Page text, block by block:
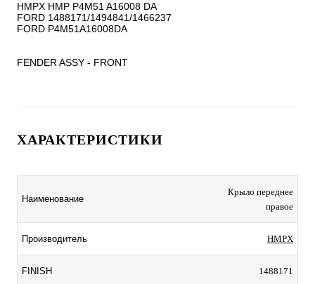
HMPX HMP P4M51 A16008 DA
FORD 1488171/1494841/1466237
FORD P4M51A16008DA
FENDER ASSY - FRONT
ХАРАКТЕРИСТИКИ
Наименование
Крыло переднее
правое
Производитель HMPX
FINISH 1488171